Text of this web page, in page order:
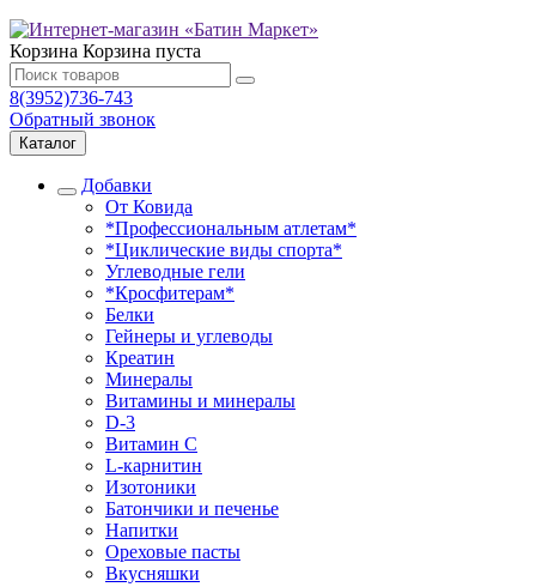
Корзина Корзина пуста
8(3952)736-743
Обратный звонок
Каталог
Добавки
От Ковида
*Профессиональным атлетам*
*Циклические виды спорта*
Углеводные гели
*Кросфитерам*
Белки
Гейнеры и углеводы
Креатин
Минералы
Витамины и минералы
D-3
Витамин С
L-карнитин
Изотоники
Батончики и печенье
Напитки
Ореховые пасты
Вкусняшки